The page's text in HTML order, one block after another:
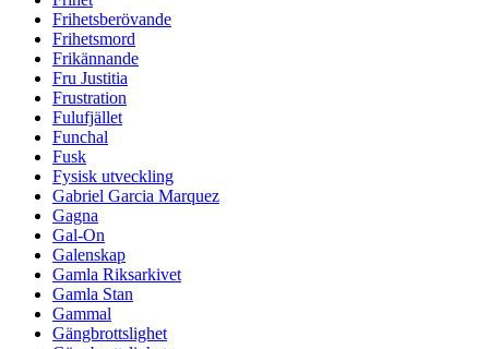
Frihetsberövande
Frihetsmord
Frikännande
Fru Justitia
Frustration
Fulufjället
Funchal
Fusk
Fysisk utveckling
Gabriel Garcia Marquez
Gagna
Gal-On
Galenskap
Gamla Riksarkivet
Gamla Stan
Gammal
Gängbrottslighet